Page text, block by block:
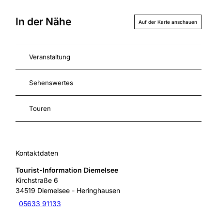
In der Nähe Auf der Karte anschauen
Veranstaltung
Sehenswertes
Touren
Kontaktdaten
Tourist-Information Diemelsee
Kirchstraße 6
34519 Diemelsee - Heringhausen
05633 91133